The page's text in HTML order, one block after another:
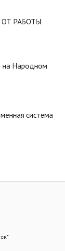
РАБОТЫ
Народном
система